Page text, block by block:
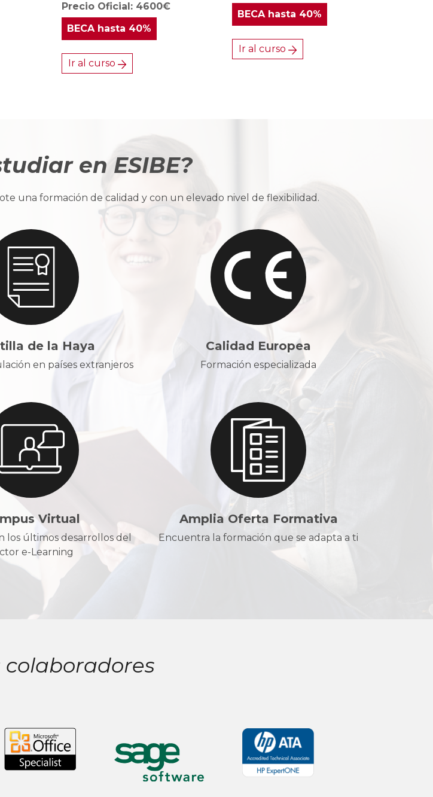
Precio Oficial: 4600€
BECAhasta 40%
Ir al curso
BECAhasta 40%
Ir al curso
en ESIBE?
una formación de calidad y con un elevado nivel de flexibilidad.
de la Haya
en países extranjeros
Calidad Europea
Formación especializada
Virtual
los últimos desarrollos del
e-Learning
Amplia Oferta Formativa
Encuentra la formación que se adapta a ti
colaboradores